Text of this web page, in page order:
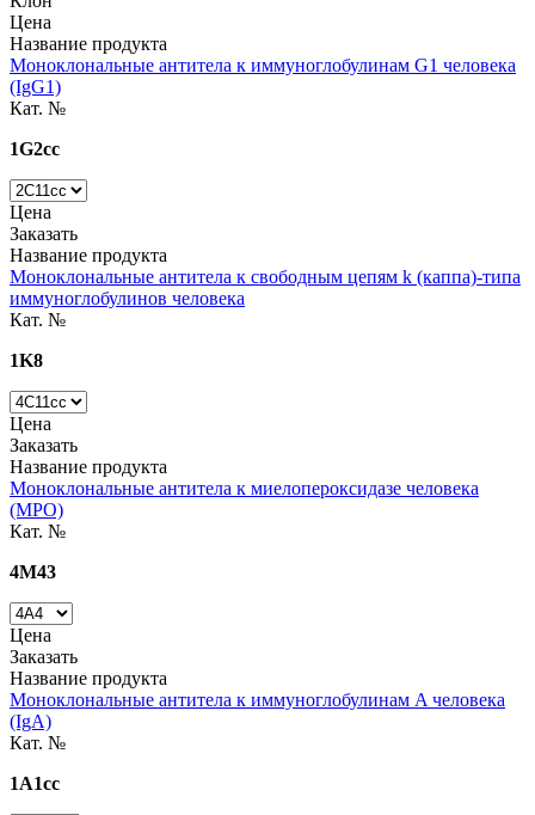
Цена
Название продукта
Моноклональные антитела к иммуноглобулинам G1 человека
(IgG1)
Кат. №
1G2cc
Цена
Заказать
Название продукта
Моноклональные антитела к свободным цепям k (каппа)-типа
иммуноглобулинов человека
Кат. №
1K8
Цена
Заказать
Название продукта
Моноклональные антитела к миелопероксидазе человека
(MPO)
Кат. №
4M43
Цена
Заказать
Название продукта
Моноклональные антитела к иммуноглобулинам A человека
(IgA)
Кат. №
1A1cc